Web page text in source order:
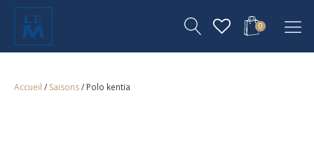
0
Accueil / Saisons/ Polo kentia